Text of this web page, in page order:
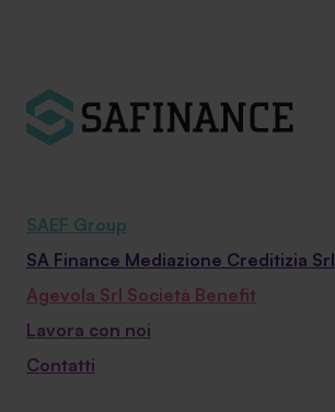
SAEF Group
SA Finance Mediazione Creditizia Srl
Agevola Srl Società Benefit
Lavora con noi
Contatti